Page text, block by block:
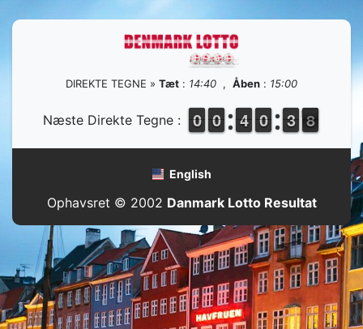
DIREKTE TEGNE » Tæt : 14:40 , Åben : 15:00
Næste Direkte Tegne : 9
9
0
0 9
9
0
0 3
3
4
4 9
9
0
0 4
3
3 8
8
7
English
Ophavsret © 2002 Danmark Lotto Resultat